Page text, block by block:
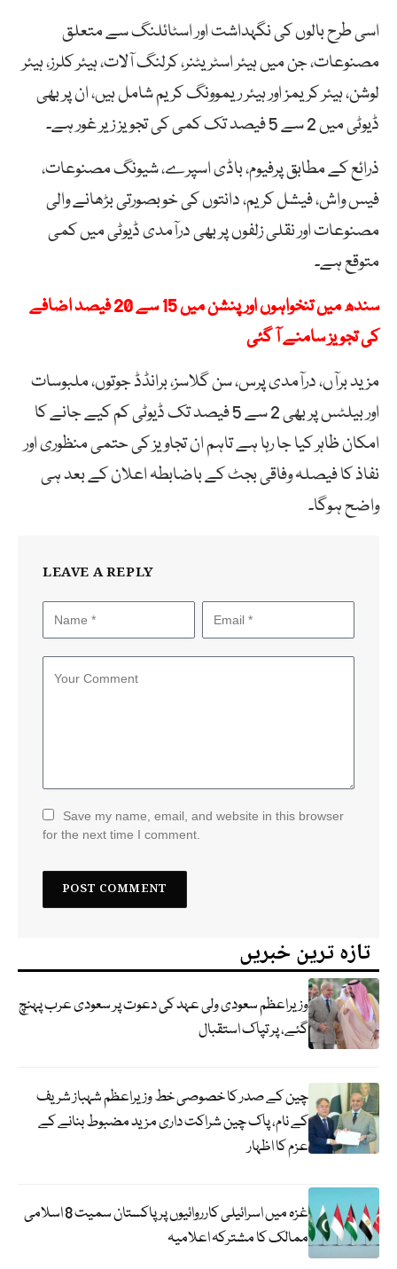
اسی طرح بالوں کی نگہداشت اور اسٹائلنگ سے متعلق
مصنوعات، جن میں ہیئر اسٹریٹنر، کرلنگ آلات، ہیئر کلرز، ہیئر
لوشن، ہیئر کریمز اور ہیئر ریموونگ کریم شامل ہیں، ان پر بھی
ڈیوٹی میں 2 سے 5 فیصد تک کمی کی تجویز زیر غور ہے۔
ذرائع کے مطابق پرفیوم، باڈی اسپرے، شیونگ مصنوعات،
فیس واش، فیشل کریم، دانتوں کی خوبصورتی بڑھانے والی
مصنوعات اور نقلی زلفوں پر بھی درآمدی ڈیوٹی میں کمی
متوقع ہے۔
سندھ میں تنخواہوں اور پنشن میں 15 سے 20 فیصد اضافے
کی تجویز سامنے آ گئی
مزید برآں، درآمدی پرس، سن گلاسز، برانڈڈ جوتوں، ملبوسات
اور بیلٹس پر بھی 2 سے 5 فیصد تک ڈیوٹی کم کیے جانے کا
امکان ظاہر کیا جا رہا ہے تاہم ان تجاویز کی حتمی منظوری اور
نفاذ کا فیصلہ وفاقی بجٹ کے باضابطہ اعلان کے بعد ہی
واضح ہوگا۔
LEAVE A REPLY
Save my name, email, and website in this browser
for the next time I comment.
تازہ ترین خبریں
وزیراعظم سعودی ولی عہد کی دعوت پر سعودی عرب پہنچ
گئے، پر تپاک استقبال
چین کے صدر کا خصوصی خط وزیراعظم شہباز شریف
کے نام، پاک چین شراکت داری مزید مضبوط بنانے کے
عزم کا اظہار
غزہ میں اسرائیلی کارروائیوں پر پاکستان سمیت 8 اسلامی
ممالک کا مشترکہ اعلامیہ